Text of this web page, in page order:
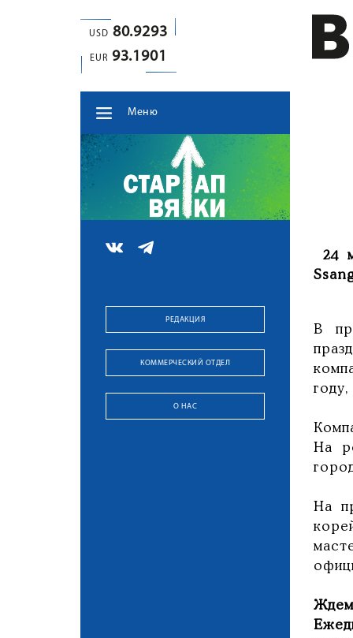
USD 80.9293
EUR 93.1901
Меню
РЕДАКЦИЯ
КОММЕРЧЕСКИЙ ОТДЕЛ
О НАС
24
В
На
На
Ждем